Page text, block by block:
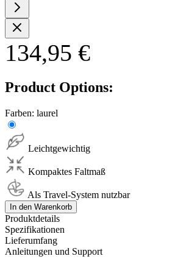
134,95 €
Product Options:
Farben: laurel
Leichtgewichtig
Kompaktes Faltmaß
Als Travel-System nutzbar
In den Warenkorb
Produktdetails
Spezifikationen
Lieferumfang
Anleitungen und Support